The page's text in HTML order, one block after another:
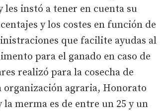
les instó a tener en cuenta su
y los costes en función de
que facilite ayudas al
para el ganado en caso de
realizó para la cosecha de
agraria, Honorato
merma es de entre un 25 y un